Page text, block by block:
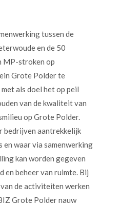
tussen de
en de 50
MP-stroken op
Grote Polder te
als doel het op peil
van de kwaliteit van
op Grote Polder.
bedrijven aantrekkelijk
en waar via samenwerking
kan worden gegeven
en beheer van ruimte. Bij
de activiteiten werken
Grote Polder nauw